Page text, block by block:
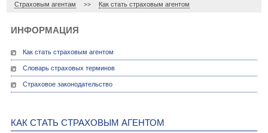
Страховым агентам >> Как стать страховым агентом
ИНФОРМАЦИЯ
Как стать страховым агентом
Словарь страховых терминов
Страховое законодательство
КАК СТАТЬ СТРАХОВЫМ АГЕНТОМ